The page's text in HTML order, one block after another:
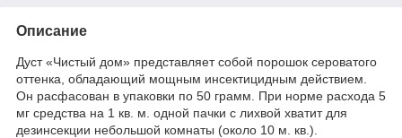
Описание
Дуст «Чистый дом» представляет собой порошок сероватого
оттенка, обладающий мощным инсектицидным действием.
Он расфасован в упаковки по 50 грамм. При норме расхода 5
мг средства на 1 кв. м. одной пачки с лихвой хватит для
дезинсекции небольшой комнаты (около 10 м. кв.).